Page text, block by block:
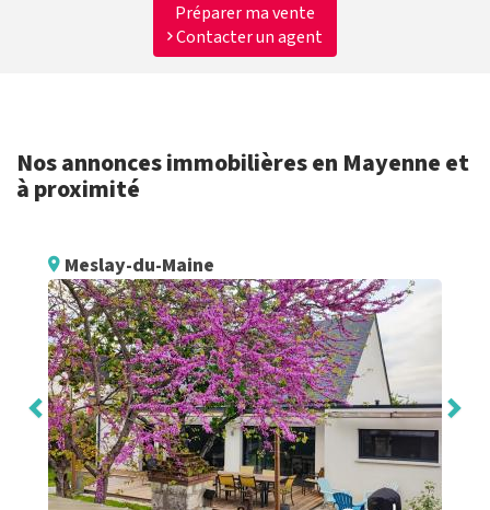
Préparer ma vente
Contacter un agent
Nos annonces immobilières en Mayenne et
à proximité
Meslay-du-Maine